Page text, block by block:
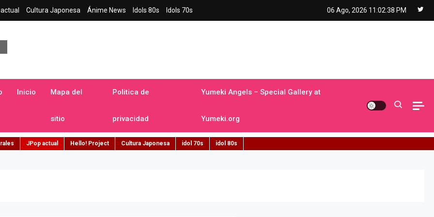
Cultura Japonesa Ánime News Idols 80s Idols 70s 06 Ago, 2026 11:02:39 PM
Inicio Mapa del
sitio
Politica de
privacidad
Yumeki Angels – Special Gallery at
Yumeki.org
JPop actual Hello! Project Cultura Japonesa idol 70s idol 80s